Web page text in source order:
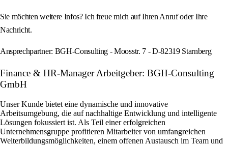
Sie möchten weitere Infos? Ich freue mich auf Ihren Anruf oder Ihre
Nachricht.
Ansprechpartner: BGH-Consulting - Moosstr. 7 - D-82319 Starnberg
Finance & HR-Manager Arbeitgeber: BGH-Consulting
GmbH
Unser Kunde bietet eine dynamische und innovative
Arbeitsumgebung, die auf nachhaltige Entwicklung und intelligente
Lösungen fokussiert ist. Als Teil einer erfolgreichen
Unternehmensgruppe profitieren Mitarbeiter von umfangreichen
Weiterbildungsmöglichkeiten, einem offenen Austausch im Team und